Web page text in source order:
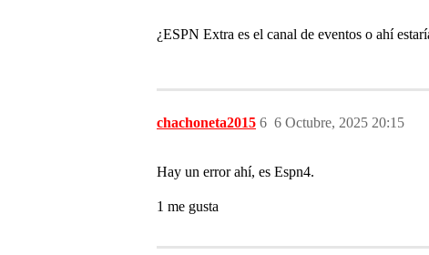
¿ESPN Extra es el canal de eventos o ahí
chachoneta2015 6 Octubre, 2025 20:15
6
Hay un error ahí, es Espn4.
1 me gusta